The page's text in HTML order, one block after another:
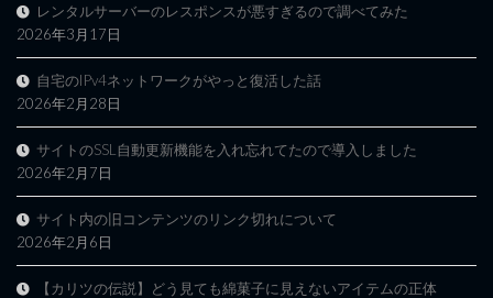
レンタルサーバーのレスポンスが悪すぎるので調べてみた
2026年3月17日
自宅のIPv4ネットワークがやっと復活した話
2026年2月28日
サイトのSSL自動更新機能を入れ忘れてたので導入しました
2026年2月7日
サイト内の旧コンテンツのリンク切れについて
2026年2月6日
【カリツの伝説】どう見ても綿菓子に見えないアイテムの正体